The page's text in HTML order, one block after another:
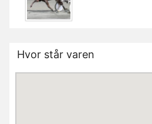
Hvor står varen